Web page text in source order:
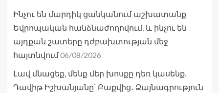
Ինչու են մարդիկ ցանկանում աշխատանք
Եվրոպական հանձնաժողովում, և ինչու են
այդքան շատերը դժբախտության մեջ
հայտնվում06/08/2026
Լավ մնացեք, մենք մեր խոսքը դեռ կասենք.
Դավիթ Իշխանյանը՝ Բաքվից․ Ձայնագրություն